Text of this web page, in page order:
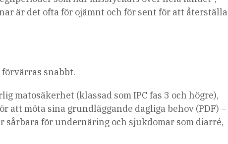
är det ofta för ojämnt och för sent för att återställa
snabbt.
matosäkerhet (klassad som IPC fas 3 och högre),
möta sina grundläggande dagliga behov (PDF) –
för undernäring och sjukdomar som diarré,